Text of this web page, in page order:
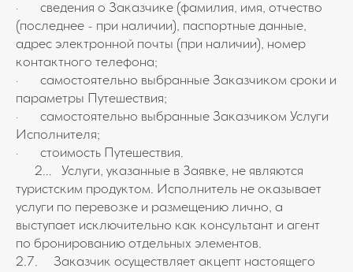
· сведения о Заказчике (фамилия, имя, отчество
(последнее - при наличии), паспортные данные,
адрес электронной почты (при наличии), номер
контактного телефона;
· самостоятельно выбранные Заказчиком сроки и
параметры Путешествия;
· самостоятельно выбранные Заказчиком Услуги
Исполнителя;
· стоимость Путешествия.
2… Услуги, указанные в Заявке, не являются
туристским продуктом. Исполнитель не оказывает
услуги по перевозке и размещению лично, а
выступает исключительно как консультант и агент
по бронированию отдельных элементов.
2.7. Заказчик осуществляет акцепт настоящего